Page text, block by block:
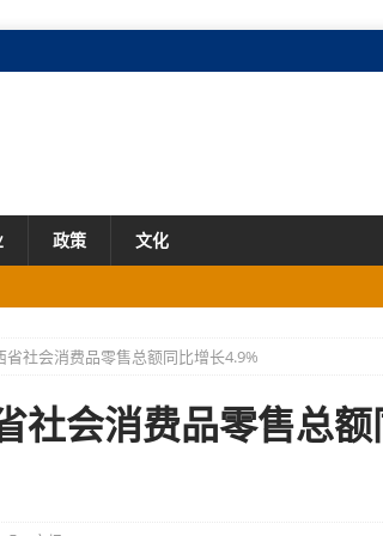
政策 文化
资讯
省社会消费品零售总额同比增长4.9%
社会消费品零售总